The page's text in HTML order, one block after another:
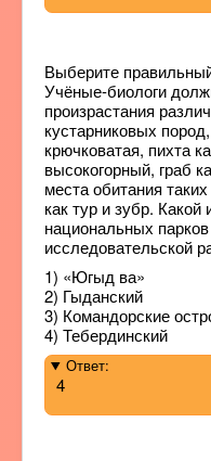
Выберите
Учёные-биологи
произрастания
кустарниковых
крючковатая, пихта
высокогорный, граб
места обитания
как тур и зубр.
национальных
исследовательской
1) «Югыд ва»
2) Гыданский
3) Командорские
4) Тебердинский
Ответ:
4